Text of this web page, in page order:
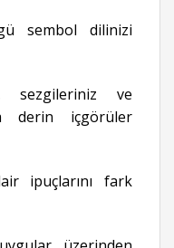
sembol dilinizi
sezgileriniz ve
derin içgörüler
ipuçlarını fark